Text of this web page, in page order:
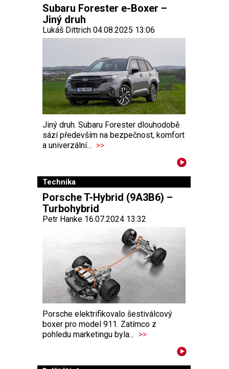
Subaru Forester e-Boxer –
Jiný druh
Lukáš Dittrich 04.08.2025 13:06
Jiný druh. Subaru Forester dlouhodobě
sází především na bezpečnost, komfort
a univerzální... >>
Technika
Porsche T-Hybrid (9A3B6) –
Turbohybrid
Petr Hanke 16.07.2024 13:32
Porsche elektrifikovalo šestiválcový
boxer pro model 911. Zatímco z
pohledu marketingu byla... >>